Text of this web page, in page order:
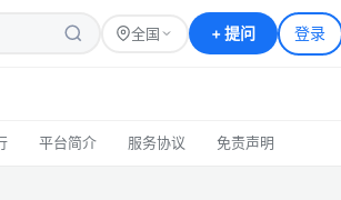
全国 +提问 登录
平台简介 服务协议 免责声明